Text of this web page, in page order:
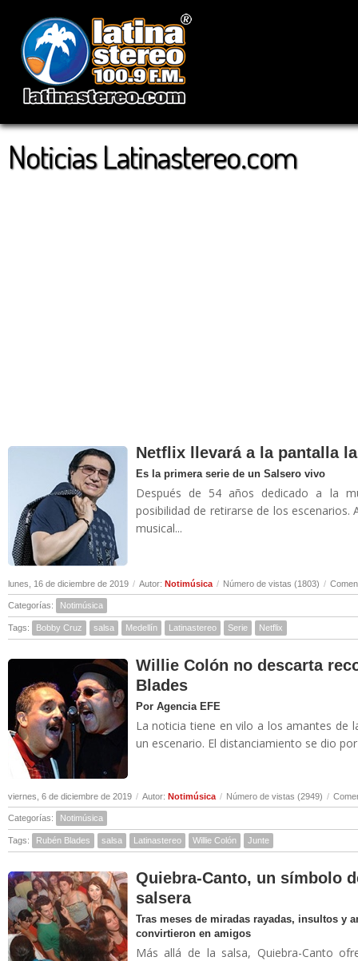
Noticias Latinastereo.com
Netflix llevará a la pantalla
Es la primera serie de un Salsero vivo
Después de 54 años dedicado a la
posibilidad de retirarse de los
musical...
lunes, 16 de diciembre de 2019 / Autor: Notimúsica / Número de vistas (1803) /
Categorías: Notimúsica
Tags: Bobby Cruz salsa Medellín Latinastereo Serie Netflix
Willie Colón no descarta
Blades
Por Agencia EFE
La noticia tiene en vilo a los amantes de
un escenario. El distanciamiento se dio
viernes, 6 de diciembre de 2019 / Autor: Notimúsica / Número de vistas (2949) /
Categorías: Notimúsica
Tags: Rubén Blades salsa Latinastereo Willie Colón Junte
Quiebra-Canto, un símbolo
salsera
Tras meses de miradas rayadas, insultos y
convirtieron en amigos
Más allá de la salsa, Quiebra-Canto